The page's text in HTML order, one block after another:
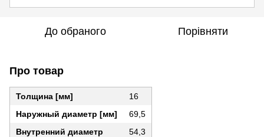
До обраного Порівняти
Про товар
Толщина [мм]
16
Наружный диаметр [мм]
69,5
Внутренний диаметр
54,3